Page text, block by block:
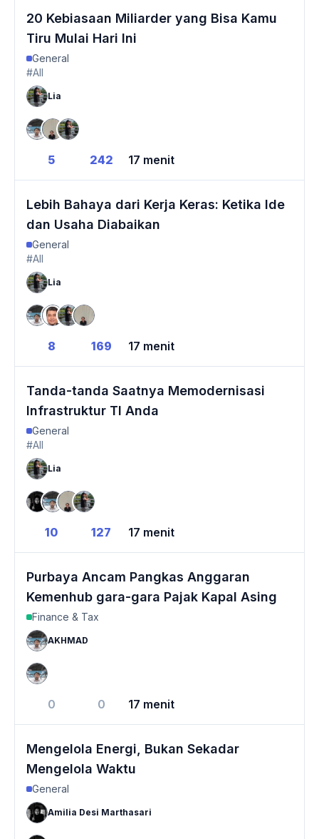
20 Kebiasaan Miliarder yang Bisa Kamu
Tiru Mulai Hari Ini
General
#All
Lia
5 242 17 menit
Lebih Bahaya dari Kerja Keras: Ketika Ide
dan Usaha Diabaikan
General
#All
Lia
8 169 17 menit
Tanda-tanda Saatnya Memodernisasi
Infrastruktur TI Anda
General
#All
Lia
10 127 17 menit
Purbaya Ancam Pangkas Anggaran
Kemenhub gara-gara Pajak Kapal Asing
Finance & Tax
AKHMAD
0 0 17 menit
Mengelola Energi, Bukan Sekadar
Mengelola Waktu
General
Amilia Desi Marthasari